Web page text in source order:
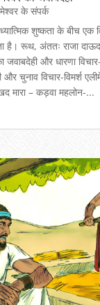
के संपर्क
शुष्कता के बीच एक
है। रूथ, अंततः राजा
जवाबदेही और धारणा
और चुनाव विचार-विमर्श
मारा – कड़वा महलोन-...